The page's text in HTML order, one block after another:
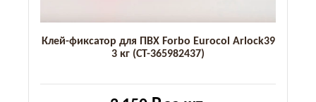
Клей-фиксатор для ПВХ Forbo Eurocol Arlock39
3 кг (СТ-365982437)